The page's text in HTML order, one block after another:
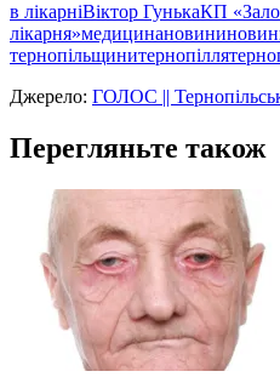
в лікарніВіктор ГунькаКП
лікарня»медицинановини
тернопільщинитернопілля
Джерело: ГОЛОС ||
Перегляньте також